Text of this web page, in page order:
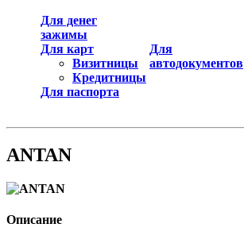
Для денег
зажимы
Для карт
Визитницы
Кредитницы
Для паспорта
Для
автодокументов
ANTAN
Описание